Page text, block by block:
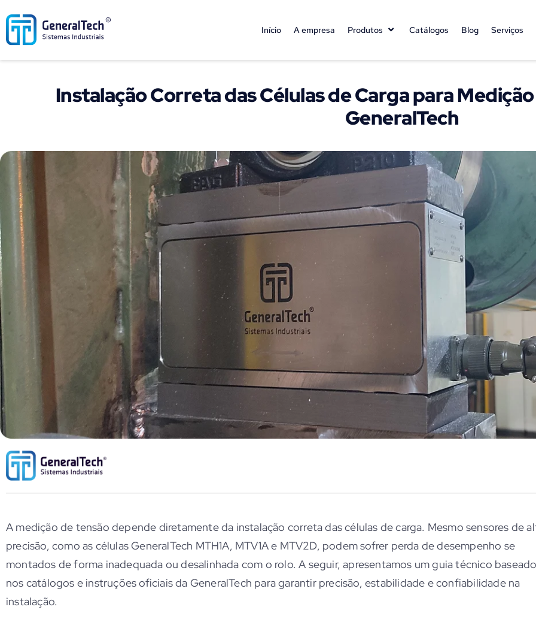
Início A empresa Produtos Catálogos Blog Serviços
Instalação Correta das Células de Carga para
GeneralTech
A medição de tensão depende diretamente da instalação correta das células de carga. Mesmo sensores de
precisão, como as células GeneralTech MTH1A, MTV1A e MTV2D, podem sofrer perda de desempenho se
montados de forma inadequada ou desalinhada com o rolo. A seguir, apresentamos um guia técnico
nos catálogos e instruções oficiais da GeneralTech para garantir precisão, estabilidade e confiabilidade na
instalação.